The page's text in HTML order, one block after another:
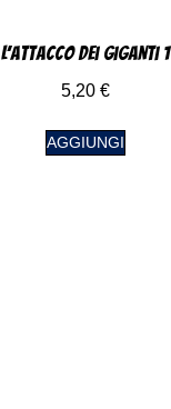
L’attacco dei Giganti 1
5,20 €
AGGIUNGI